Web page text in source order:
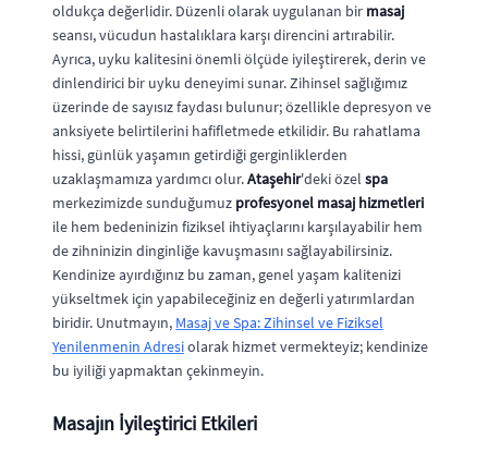
oldukça değerlidir. Düzenli olarak uygulanan bir masaj
seansı, vücudun hastalıklara karşı direncini artırabilir.
Ayrıca, uyku kalitesini önemli ölçüde iyileştirerek, derin ve
dinlendirici bir uyku deneyimi sunar. Zihinsel sağlığımız
üzerinde de sayısız faydası bulunur; özellikle depresyon ve
anksiyete belirtilerini hafifletmede etkilidir. Bu rahatlama
hissi, günlük yaşamın getirdiği gerginliklerden
uzaklaşmamıza yardımcı olur.Ataşehir'deki özel spa
merkezimizde sunduğumuz profesyonel masaj hizmetleri
ile hem bedeninizin fiziksel ihtiyaçlarını karşılayabilir hem
de zihninizin dinginliğe kavuşmasını sağlayabilirsiniz.
Kendinize ayırdığınız bu zaman, genel yaşam kalitenizi
yükseltmek için yapabileceğiniz en değerli yatırımlardan
biridir. Unutmayın, Masaj ve Spa: Zihinsel ve Fiziksel
Yenilenmenin Adresiolarak hizmet vermekteyiz; kendinize
bu iyiliği yapmaktan çekinmeyin.
Masajın İyileştirici Etkileri